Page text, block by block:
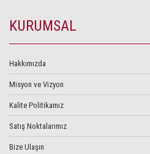
KURUMSAL
Hakkımızda
Misyon ve Vizyon
Kalite Politikamız
Satış Noktalarımız
Bize Ulaşın